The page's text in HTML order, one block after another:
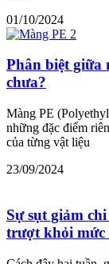
01/10/2024
Phân biệt giữa
chưa?
Màng PE
những đặc điểm
của từng vật liệu
23/09/2024
Sự sụt giảm
trượt khỏi mức